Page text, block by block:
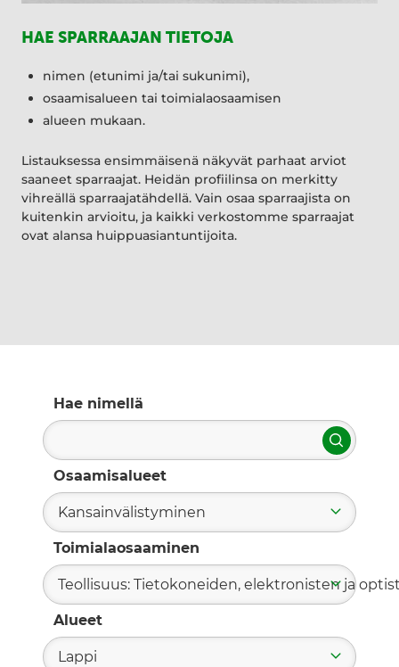
HAE SPARRAAJAN TIETOJA
nimen (etunimi ja/tai sukunimi),
osaamisalueen tai toimialaosaamisen
alueen mukaan.
Listauksessa ensimmäisenä näkyvät parhaat arviot
saaneet sparraajat. Heidän profiilinsa on merkitty
vihreällä sparraajatähdellä. Vain osaa sparraajista on
kuitenkin arvioitu, ja kaikki verkostomme sparraajat
ovat alansa huippuasiantuntijoita.
Hae nimellä
Hae
Osaamisalueet
Kansainvälistyminen
Toimialaosaaminen
Teollisuus: Tietokoneiden, elektronisten ja
Alueet
Lappi